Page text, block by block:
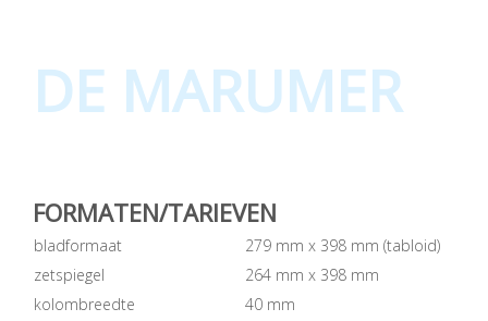
DE MARUMER
FORMATEN/TARIEVEN
bladformaat
279 mm x 398 mm (tabloid)
zetspiegel
264 mm x 398 mm
kolombreedte
40 mm